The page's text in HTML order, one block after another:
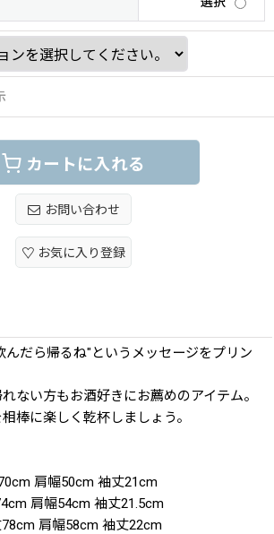
カートに入れる
お問い合わせ
お気に入り登録
んだら帰るね"というメッセージをプリン
ない方もお酒好きにお薦めのアイテム。
棒に楽しく乾杯しましょう。
肩幅50cm 袖丈21cm
肩幅54cm 袖丈21.5cm
肩幅58cm 袖丈22cm